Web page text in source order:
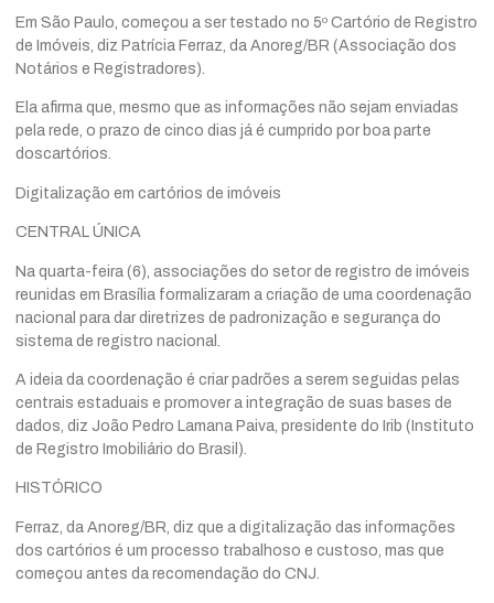
Em São Paulo, começou a ser testado no 5º Cartório de Registro
de Imóveis, diz Patrícia Ferraz, da Anoreg/BR (Associação dos
Notários e Registradores).
Ela afirma que, mesmo que as informações não sejam enviadas
pela rede, o prazo de cinco dias já é cumprido por boa parte
doscartórios.
Digitalização em cartórios de imóveis
CENTRAL ÚNICA
Na quarta-feira (6), associações do setor de registro de imóveis
reunidas em Brasília formalizaram a criação de uma coordenação
nacional para dar diretrizes de padronização e segurança do
sistema de registro nacional.
A ideia da coordenação é criar padrões a serem seguidas pelas
centrais estaduais e promover a integração de suas bases de
dados, diz João Pedro Lamana Paiva, presidente do Irib (Instituto
de Registro Imobiliário do Brasil).
HISTÓRICO
Ferraz, da Anoreg/BR, diz que a digitalização das informações
dos cartórios é um processo trabalhoso e custoso, mas que
começou antes da recomendação do CNJ.